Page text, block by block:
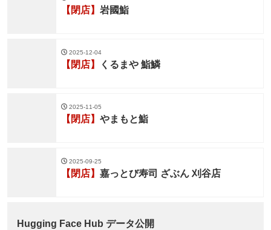
【閉店】 岩國鮨
2025-12-04
【閉店】 くるまや 鮨鱗
2025-11-05
【閉店】 やまもと鮨
2025-09-25
【閉店】 嘉っとび寿司 ざぶん 刈谷店
Hugging Face Hub データ公開